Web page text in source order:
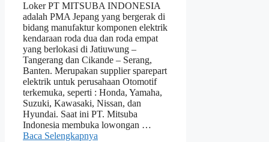
Loker PT MITSUBA INDONESIA
adalah PMA Jepang yang bergerak di
bidang manufaktur komponen elektrik
kendaraan roda dua dan roda empat
yang berlokasi di Jatiuwung –
Tangerang dan Cikande – Serang,
Banten. Merupakan supplier sparepart
elektrik untuk perusahaan Otomotif
terkemuka, seperti : Honda, Yamaha,
Suzuki, Kawasaki, Nissan, dan
Hyundai. Saat ini PT. Mitsuba
Indonesia membuka lowongan …
Baca Selengkapnya